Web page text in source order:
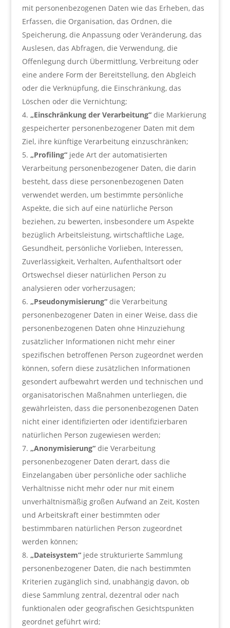
mit personenbezogenen Daten wie das Erheben, das
Erfassen, die Organisation, das Ordnen, die
Speicherung, die Anpassung oder Veränderung, das
Auslesen, das Abfragen, die Verwendung, die
Offenlegung durch Übermittlung, Verbreitung oder
eine andere Form der Bereitstellung, den Abgleich
oder die Verknüpfung, die Einschränkung, das
Löschen oder die Vernichtung;
„Einschränkung der Verarbeitung“die Markierung
gespeicherter personenbezogener Daten mit dem
Ziel, ihre künftige Verarbeitung einzuschränken;
„Profiling“jede Art der automatisierten
Verarbeitung personenbezogener Daten, die darin
besteht, dass diese personenbezogenen Daten
verwendet werden, um bestimmte persönliche
Aspekte, die sich auf eine natürliche Person
beziehen, zu bewerten, insbesondere um Aspekte
bezüglich Arbeitsleistung, wirtschaftliche Lage,
Gesundheit, persönliche Vorlieben, Interessen,
Zuverlässigkeit, Verhalten, Aufenthaltsort oder
Ortswechsel dieser natürlichen Person zu
analysieren oder vorherzusagen;
„Pseudonymisierung“die Verarbeitung
personenbezogener Daten in einer Weise, dass die
personenbezogenen Daten ohne Hinzuziehung
zusätzlicher Informationen nicht mehr einer
spezifischen betroffenen Person zugeordnet werden
können, sofern diese zusätzlichen Informationen
gesondert aufbewahrt werden und technischen und
organisatorischen Maßnahmen unterliegen, die
gewährleisten, dass die personenbezogenen Daten
nicht einer identifizierten oder identifizierbaren
natürlichen Person zugewiesen werden;
„Anonymisierung“die Verarbeitung
personenbezogener Daten derart, dass die
Einzelangaben über persönliche oder sachliche
Verhältnisse nicht mehr oder nur mit einem
unverhältnismäßig großen Aufwand an Zeit, Kosten
und Arbeitskraft einer bestimmten oder
bestimmbaren natürlichen Person zugeordnet
werden können;
„Dateisystem“jede strukturierte Sammlung
personenbezogener Daten, die nach bestimmten
Kriterien zugänglich sind, unabhängig davon, ob
diese Sammlung zentral, dezentral oder nach
funktionalen oder geografischen Gesichtspunkten
geordnet geführt wird;